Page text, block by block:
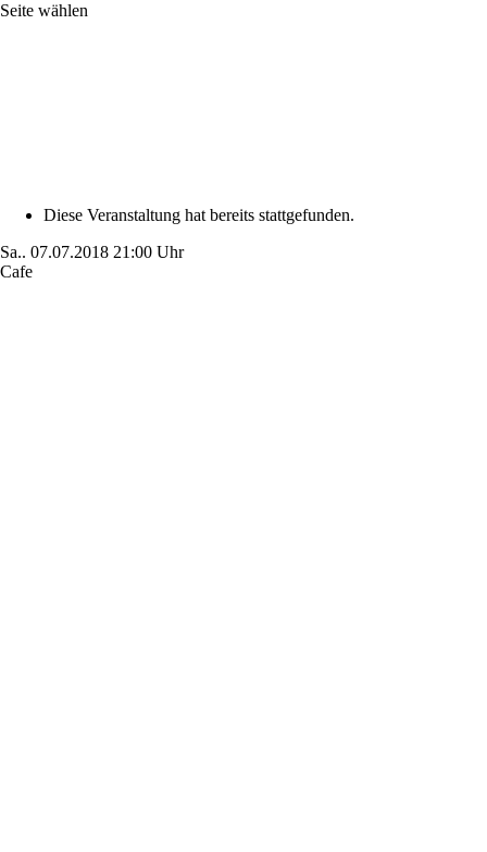
Seite wählen
Diese Veranstaltung hat bereits stattgefunden.
Sa.. 07.07.2018 21:00 Uhr
Cafe